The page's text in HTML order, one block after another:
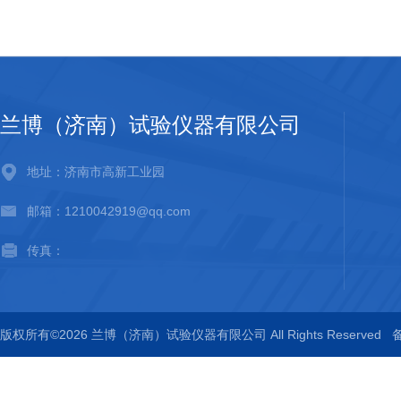
兰博（济南）试验仪器有限公司
地址：济南市高新工业园
邮箱：1210042919@qq.com
传真：
版权所有©2026 兰博（济南）试验仪器有限公司 All Rights Reserved